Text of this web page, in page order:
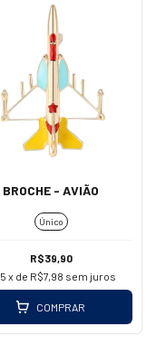
BROCHE - AVIÃO
Único
R$39,90
5 x de R$7,98 sem juros
COMPRAR